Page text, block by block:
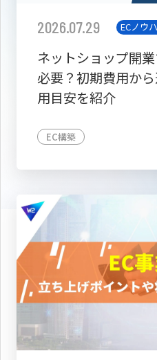
2026.07.29 ECノウ
ネットショップ開
必要？初期費用か
用目安を紹介
EC構築